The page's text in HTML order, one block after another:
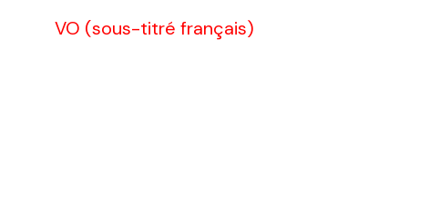
VO (sous-titré français)